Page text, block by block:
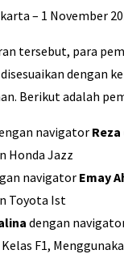
– 1 November
tersebut, para
dengan
Berikut adalah
navigator
Honda Jazz
navigator Emay
Toyota Ist
dengan
F1,